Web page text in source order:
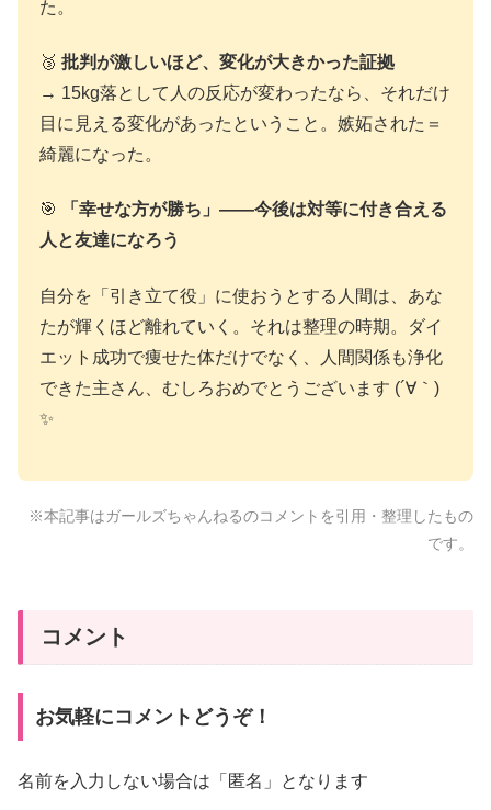
た。
🥉 批判が激しいほど、変化が大きかった証拠
→ 15kg落として人の反応が変わったなら、それだけ
目に見える変化があったということ。嫉妬された＝
綺麗になった。
🎯
「幸せな方が勝ち」——今後は対等に付き合える
人と友達になろう
自分を「引き立て役」に使おうとする人間は、あな
たが輝くほど離れていく。それは整理の時期。ダイ
エット成功で痩せた体だけでなく、人間関係も浄化
できた主さん、むしろおめでとうございます (´∀｀)
✨
※本記事はガールズちゃんねるのコメントを引用・整理したもの
です。
コメント
お気軽にコメントどうぞ！
名前を入力しない場合は「匿名」となります